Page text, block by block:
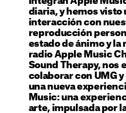
diaria, y hemos visto
interacción con
reproducción
estado de ánimo y la
radio Apple Music
Sound Therapy, nos
colaborar con UMG
una nueva
Music: una
arte, impulsada por